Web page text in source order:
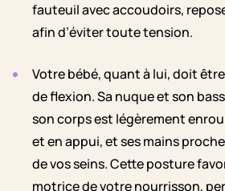
fauteuil avec accoudoirs,
afin d’éviter toute tension.
Votre bébé, quant à lui, doit
de flexion. Sa nuque et son
son corps est légèrement
et en appui, et ses mains
de vos seins. Cette posture
motrice de votre nourrisson,